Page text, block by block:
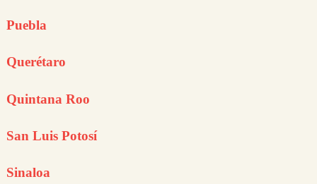
Puebla
Querétaro
Quintana Roo
San Luis Potosí
Sinaloa